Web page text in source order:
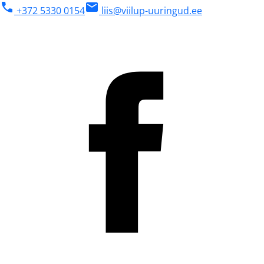
phone +372 5330 0154mail liis@viilup-uuringud.ee